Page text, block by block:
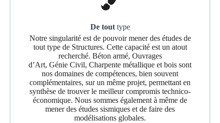
De touttype
Notre singularité est de pouvoir mener des études de
tout type de Structures. Cette capacité est un atout
recherché. Béton armé, Ouvrages
d’Art, Génie Civil, Charpente métallique et bois sont
nos domaines de compétences, bien souvent
complémentaires, sur un même projet, permettant en
synthèse de trouver le meilleur compromis technico-
économique. Nous sommes également à même de
mener des études sismiques et de faire des
modélisations globales.